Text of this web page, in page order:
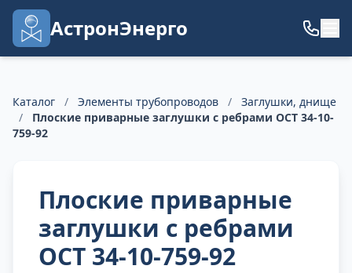
АстронЭнерго
Каталог / Элементы трубопроводов /
Заглушки, днище
/
Плоские приварные заглушки с ребрами ОСТ 34-10-
759-92
Плоские приварные
заглушки с ребрами
ОСТ 34-10-759-92